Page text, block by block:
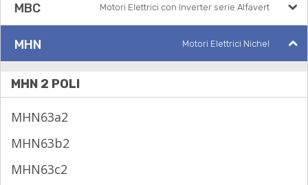
MBC Motori Elettrici con Inverter serie Alfavert
MHN Motori Elettrici Nichel
MHN 2 POLI
MHN63a2
MHN63b2
MHN63c2